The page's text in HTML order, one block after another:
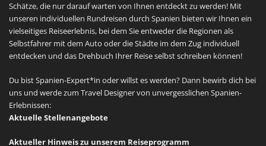
Schätze, die nur darauf warten von Ihnen entdeckt zu werden! Mit
unseren individuellen Rundreisen durch Spanien bieten wir Ihnen ein
vielseitiges Reiseerlebnis, bei dem Sie entweder die Regionen als
Selbstfahrer mit dem Auto oder die Städte im dem Zug individuell
entdecken und das Drehbuch Ihrer Reise selbst schreiben können!
Du bist Spanien-Expert*in oder willst es werden? Dann bewirb dich bei
uns und werde zum Travel Designer von unvergesslichen Spanien-
Erlebnissen:
Aktuelle Stellenangebote
Aktueller Hinweis zu unserem Reiseprogramm